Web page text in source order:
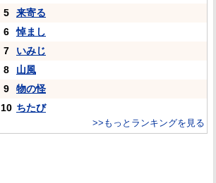
5
来寄る
6
悼まし
7
いみじ
8
山風
9
物の怪
10 ちたび
>>もっとランキングを見る